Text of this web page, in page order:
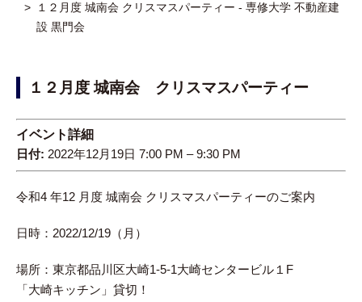
１２月度 城南会 クリスマスパーティー - 専修大学 不動産建
設 黒門会
１２月度 城南会 クリスマスパーティー
イベント詳細
日付: 2022年12月19日 7:00 PM –9:30 PM
令和4 年12 月度 城南会 クリスマスパーティーのご案内
日時：2022/12/19（月）
場所：東京都品川区大崎1-5-1大崎センタービル１F
「大崎キッチン」貸切！